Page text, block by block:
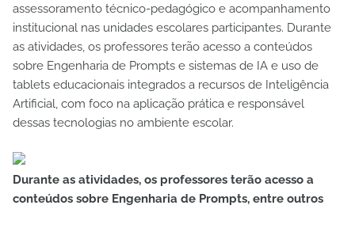
assessoramento técnico-pedagógico e acompanhamento
institucional nas unidades escolares participantes. Durante
as atividades, os professores terão acesso a conteúdos
sobre Engenharia de Prompts e sistemas de IA e uso de
tablets educacionais integrados a recursos de Inteligência
Artificial, com foco na aplicação prática e responsável
dessas tecnologias no ambiente escolar.
Durante as atividades, os professores terão acesso a
conteúdos sobre Engenharia de Prompts, entre outros